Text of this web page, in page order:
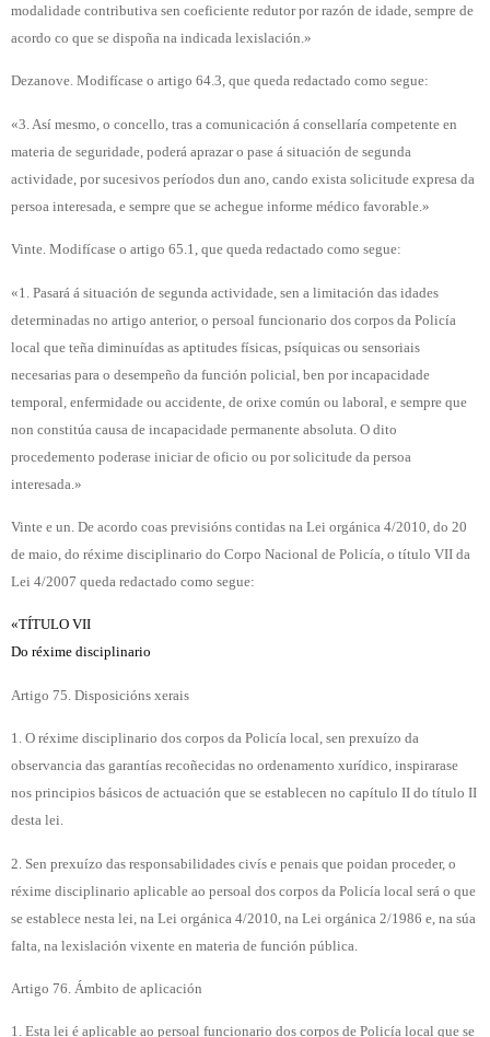
modalidade contributiva sen coeficiente redutor por razón de idade, sempre de
acordo co que se dispoña na indicada lexislación.»
Dezanove. Modifícase o artigo 64.3, que queda redactado como segue:
«3. Así mesmo, o concello, tras a comunicación á consellaría competente en
materia de seguridade, poderá aprazar o pase á situación de segunda
actividade, por sucesivos períodos dun ano, cando exista solicitude expresa da
persoa interesada, e sempre que se achegue informe médico favorable.»
Vinte. Modifícase o artigo 65.1, que queda redactado como segue:
«1. Pasará á situación de segunda actividade, sen a limitación das idades
determinadas no artigo anterior, o persoal funcionario dos corpos da Policía
local que teña diminuídas as aptitudes físicas, psíquicas ou sensoriais
necesarias para o desempeño da función policial, ben por incapacidade
temporal, enfermidade ou accidente, de orixe común ou laboral, e sempre que
non constitúa causa de incapacidade permanente absoluta. O dito
procedemento poderase iniciar de oficio ou por solicitude da persoa
interesada.»
Vinte e un. De acordo coas previsións contidas na Lei orgánica 4/2010, do 20
de maio, do réxime disciplinario do Corpo Nacional de Policía, o título VII da
Lei 4/2007 queda redactado como segue:
«TÍTULO VII
Do réxime disciplinario
Artigo 75. Disposicións xerais
1. O réxime disciplinario dos corpos da Policía local, sen prexuízo da
observancia das garantías recoñecidas no ordenamento xurídico, inspirarase
nos principios básicos de actuación que se establecen no capítulo II do título II
desta lei.
2. Sen prexuízo das responsabilidades civís e penais que poidan proceder, o
réxime disciplinario aplicable ao persoal dos corpos da Policía local será o que
se establece nesta lei, na Lei orgánica 4/2010, na Lei orgánica 2/1986 e, na súa
falta, na lexislación vixente en materia de función pública.
Artigo 76. Ámbito de aplicación
1. Esta lei é aplicable ao persoal funcionario dos corpos de Policía local que se